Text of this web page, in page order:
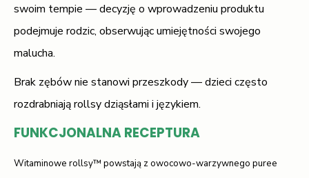
swoim tempie — decyzję o wprowadzeniu produktu
podejmuje rodzic, obserwując umiejętności swojego
malucha.
Brak zębów nie stanowi przeszkody — dzieci często
rozdrabniają rollsy dziąsłami i językiem.
FUNKCJONALNA RECEPTURA
Witaminowe rollsy™ powstają z owocowo-warzywnego puree